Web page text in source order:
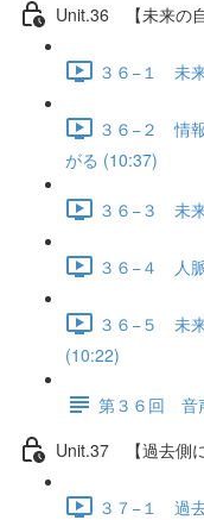
Unit.36 【未来の
３６−１ 未
３６−２ 情
がる (10:37)
３６−３ 未
３６−４ 人
３６−５ 未
(10:22)
第３６回 音
Unit.37 【過去側
３７−１ 過